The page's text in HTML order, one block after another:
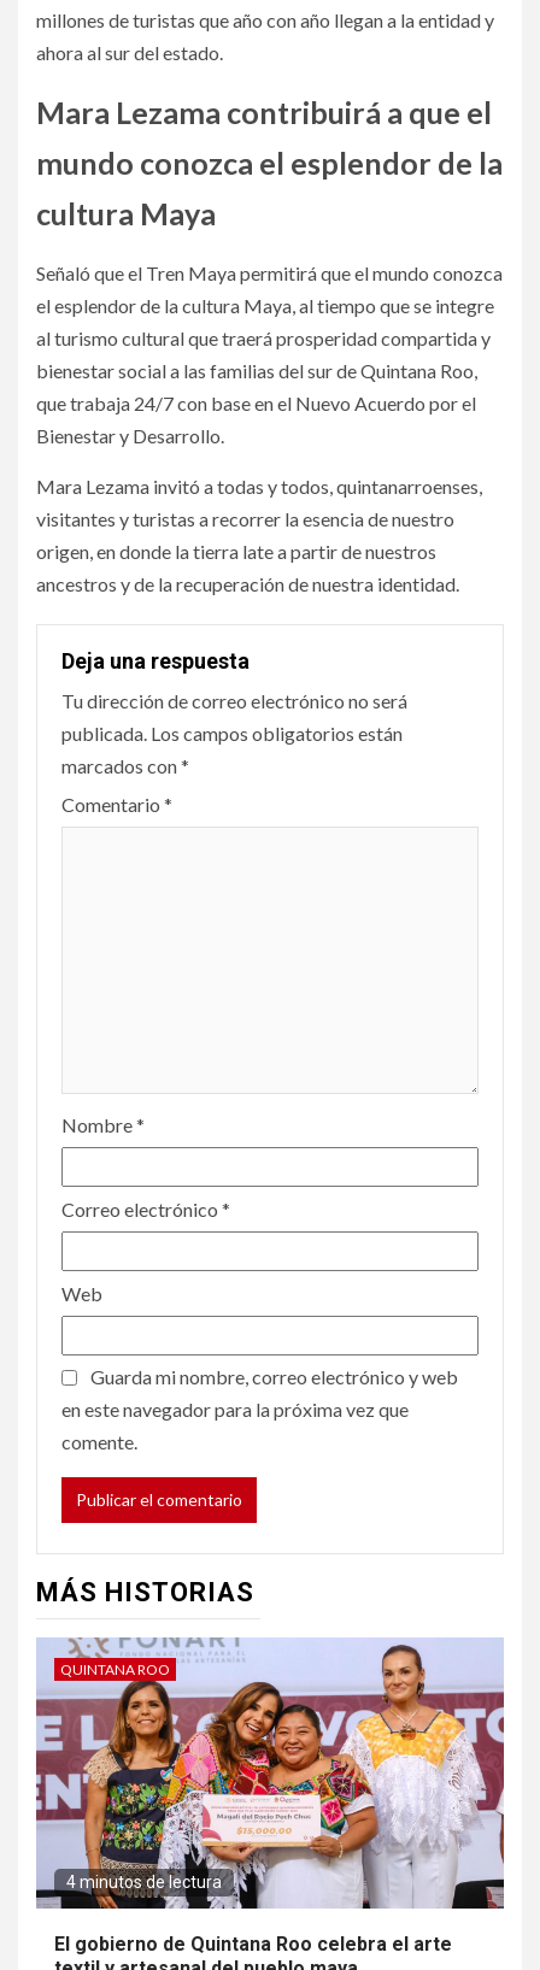
millones de turistas que año con año llegan a la entidad y
ahora al sur del estado.
Mara Lezama contribuirá a que el
mundo conozca el esplendor de la
cultura Maya
Señaló que el Tren Maya permitirá que el mundo conozca
el esplendor de la cultura Maya, al tiempo que se integre
al turismo cultural que traerá prosperidad compartida y
bienestar social a las familias del sur de Quintana Roo,
que trabaja 24/7 con base en el Nuevo Acuerdo por el
Bienestar y Desarrollo.
Mara Lezama invitó a todas y todos, quintanarroenses,
visitantes y turistas a recorrer la esencia de nuestro
origen, en donde la tierra late a partir de nuestros
ancestros y de la recuperación de nuestra identidad.
Deja una respuesta
Tu dirección de correo electrónico no será
publicada. Los campos obligatorios están
marcados con*
Comentario *
Nombre*
Correo electrónico *
Web
Guarda mi nombre, correo electrónico y web
en este navegador para la próxima vez que
comente.
MÁS HISTORIAS
QUINTANA ROO
4 minutos de lectura
El gobierno de Quintana Roo celebra el arte